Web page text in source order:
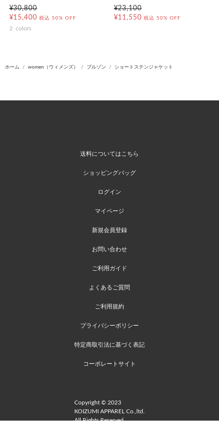
¥30,800
¥15,400 税込 50% OFF
2 colors
¥23,100
¥11,550 税込 50% OFF
ホーム women（ウィメンズ） ブルゾン ショートステンジャケット
送料についてはこちら
ショッピングバッグ
ログイン
マイページ
新規会員登録
お問い合わせ
ご利用ガイド
よくあるご質問
ご利用規約
プライバシーポリシー
特定商取引法に基づく表記
コーポレートサイト
Copyright © 2023
KOIZUMI APPAREL Co.,ltd.
All Rights Reserved.